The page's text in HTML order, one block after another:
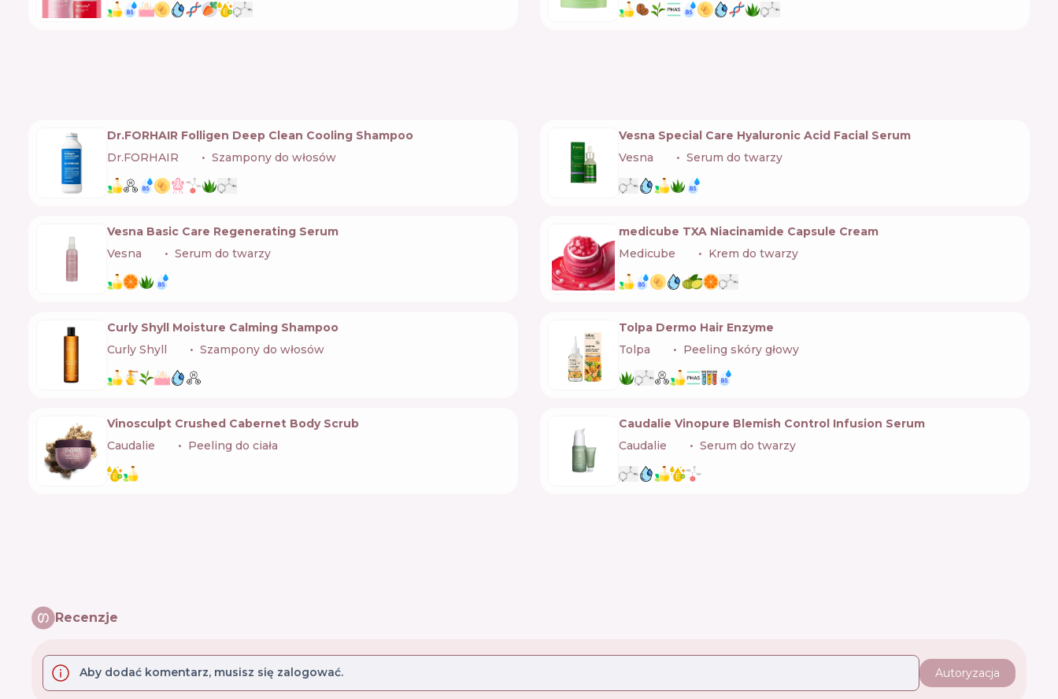
Dr.FORHAIR Folligen Deep Clean Cooling Shampoo
Dr.FORHAIR
Szampony do włosów
Vesna Special Care Hyaluronic Acid Facial Serum
Vesna
Serum do twarzy
Vesna Basic Care Regenerating Serum
Vesna
Serum do twarzy
medicube TXA Niacinamide Capsule Cream
Medicube
Krem do twarzy
Curly Shyll Moisture Calming Shampoo
Curly Shyll
Szampony do włosów
Tolpa Dermo Hair Enzyme
Tolpa
Peeling skóry głowy
Vinosculpt Crushed Cabernet Body Scrub
Caudalie
Peeling do ciała
Caudalie Vinopure Blemish Control Infusion Serum
Caudalie
Serum do twarzy
Recenzje
Aby dodać komentarz, musisz się zalogować. Autoryzacja